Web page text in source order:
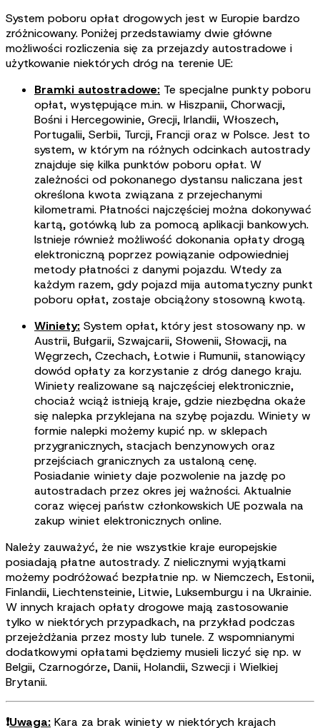
System poboru opłat drogowych jest w Europie bardzo
zróżnicowany. Poniżej przedstawiamy dwie główne
możliwości rozliczenia się za przejazdy autostradowe i
użytkowanie niektórych dróg na terenie UE:
Bramki autostradowe: Te specjalne punkty poboru
opłat, występujące m.in. w Hiszpanii, Chorwacji,
Bośni i Hercegowinie, Grecji, Irlandii, Włoszech,
Portugalii, Serbii, Turcji, Francji oraz w Polsce. Jest to
system, w którym na różnych odcinkach autostrady
znajduje się kilka punktów poboru opłat. W
zależności od pokonanego dystansu naliczana jest
określona kwota związana z przejechanymi
kilometrami. Płatności najczęściej można dokonywać
kartą, gotówką lub za pomocą aplikacji bankowych.
Istnieje również możliwość dokonania opłaty drogą
elektroniczną poprzez powiązanie odpowiedniej
metody płatności z danymi pojazdu. Wtedy za
każdym razem, gdy pojazd mija automatyczny punkt
poboru opłat, zostaje obciążony stosowną kwotą.
Winiety: System opłat, który jest stosowany np. w
Austrii, Bułgarii, Szwajcarii, Słowenii, Słowacji, na
Węgrzech, Czechach, Łotwie i Rumunii, stanowiący
dowód opłaty za korzystanie z dróg danego kraju.
Winiety realizowane są najczęściej elektronicznie,
chociaż wciąż istnieją kraje, gdzie niezbędna okaże
się nalepka przyklejana na szybę pojazdu. Winiety w
formie nalepki możemy kupić np. w sklepach
przygranicznych, stacjach benzynowych oraz
przejściach granicznych za ustaloną cenę.
Posiadanie winiety daje pozwolenie na jazdę po
autostradach przez okres jej ważności. Aktualnie
coraz więcej państw członkowskich UE pozwala na
zakup winiet elektronicznych online.
Należy zauważyć, że nie wszystkie kraje europejskie
posiadają płatne autostrady. Z nielicznymi wyjątkami
możemy podróżować bezpłatnie np. w Niemczech, Estonii,
Finlandii, Liechtensteinie, Litwie, Luksemburgu i na Ukrainie.
W innych krajach opłaty drogowe mają zastosowanie
tylko w niektórych przypadkach, na przykład podczas
przejeżdżania przez mosty lub tunele. Z wspomnianymi
dodatkowymi opłatami będziemy musieli liczyć się np. w
Belgii, Czarnogórze, Danii, Holandii, Szwecji i Wielkiej
Brytanii.
❗Uwaga: Kara za brak winiety w niektórych krajach